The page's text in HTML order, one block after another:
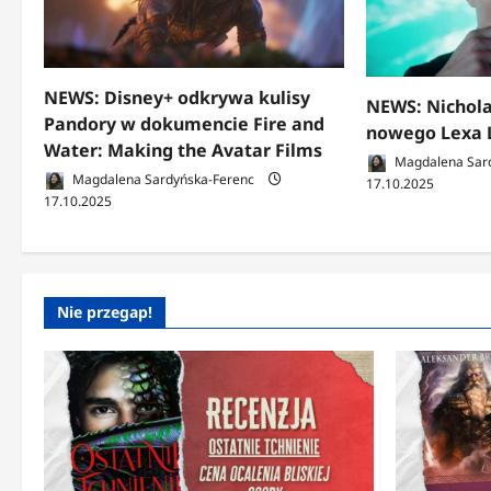
NEWS: Disney+ odkrywa kulisy
Pandory w dokumencie Fire and
Water: Making the Avatar Films
Magdalena Sardyńska-Ferenc
17.10.2025
NEWS:
nowego Lexa
Magdalena
17.10.2025
Nie przegap!